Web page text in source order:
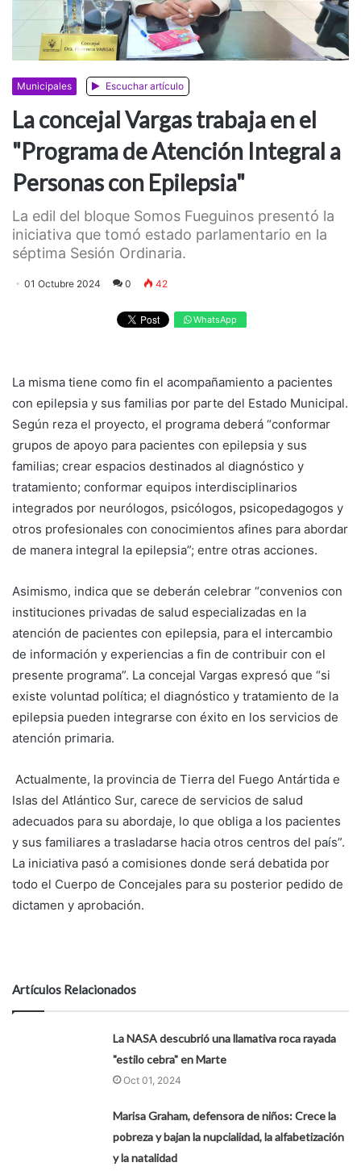
Municipales Escuchar artículo
La concejal Vargas trabaja en el
"Programa de Atención Integral a
Personas con Epilepsia"
La edil del bloque Somos Fueguinos presentó la
iniciativa que tomó estado parlamentario en la
séptima Sesión Ordinaria.
01 Octubre 2024 0 42
WhatsApp
La misma tiene como fin el acompañamiento a pacientes
con epilepsia y sus familias por parte del Estado Municipal.
Según reza el proyecto, el programa deberá “conformar
grupos de apoyo para pacientes con epilepsia y sus
familias; crear espacios destinados al diagnóstico y
tratamiento; conformar equipos interdisciplinarios
integrados por neurólogos, psicólogos, psicopedagogos y
otros profesionales con conocimientos afines para abordar
de manera integral la epilepsia”; entre otras acciones.
Asimismo, indica que se deberán celebrar “convenios con
instituciones privadas de salud especializadas en la
atención de pacientes con epilepsia, para el intercambio
de información y experiencias a fin de contribuir con el
presente programa”. La concejal Vargas expresó que “si
existe voluntad política; el diagnóstico y tratamiento de la
epilepsia pueden integrarse con éxito en los servicios de
atención primaria.
Actualmente, la provincia de Tierra del Fuego Antártida e
Islas del Atlántico Sur, carece de servicios de salud
adecuados para su abordaje, lo que obliga a los pacientes
y sus familiares a trasladarse hacia otros centros del país”.
La iniciativa pasó a comisiones donde será debatida por
todo el Cuerpo de Concejales para su posterior pedido de
dictamen y aprobación.
Artículos Relacionados
La NASA descubrió una llamativa roca rayada
"estilo cebra" en Marte
Oct 01, 2024
Marisa Graham, defensora de niños: Crece la
pobreza y bajan la nupcialidad, la alfabetización
y la natalidad